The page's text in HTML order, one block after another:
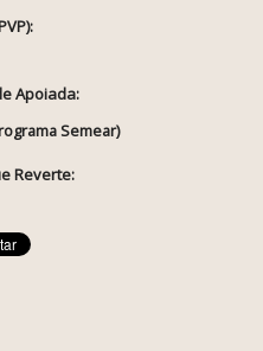
Apoiada:
Semear)
Reverte: